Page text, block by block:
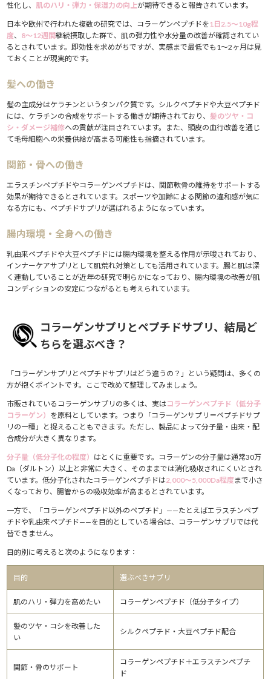
性化し、 肌のハリ・弾力・保湿力の向上が期待できると報告されています。
日本や欧州で行われた複数の研究では、コラーゲンペプチドを1日2.5〜10g程
度、 8〜12週間継続摂取した群で、肌の弾力性や水分量の改善が確認されてい
るとされています。即効性を求めがちですが、実感まで最低でも1〜2ヶ月は見
ておくことが現実的です。
髪への働き
髪の主成分はケラチンというタンパク質です。シルクペプチドや大豆ペプチド
には、ケラチンの合成をサポートする働きが期待されており、髪のツヤ・コ
シ・ダメージ補修への貢献が注目されています。また、頭皮の血行改善を通じ
て毛母細胞への栄養供給が高まる可能性も指摘されています。
関節・骨への働き
エラスチンペプチドやコラーゲンペプチドは、関節軟骨の維持をサポートする
効果が期待できるとされています。スポーツや加齢による関節の違和感が気に
なる方にも、ペプチドサプリが選ばれるようになっています。
腸内環境・全身への働き
乳由来ペプチドや大豆ペプチドには腸内環境を整える作用が示唆されており、
インナーケアサプリとして肌荒れ対策としても活用されています。腸と肌は深
く連動していることが近年の研究で明らかになっており、腸内環境の改善が肌
コンディションの安定につながるとも考えられています。
コラーゲンサプリとペプチドサプリ、結局ど
ちらを選ぶべき？
「コラーゲンサプリとペプチドサプリはどう違うの？」という疑問は、多くの
方が抱くポイントです。ここで改めて整理してみましょう。
市販されているコラーゲンサプリの多くは、実はコラーゲンペプチド（低分子
コラーゲン） を原料としています。つまり「コラーゲンサプリ＝ペプチドサプ
リの一種」と捉えることもできます。ただし、製品によって分子量・由来・配
合成分が大きく異なります。
分子量（低分子化の程度） はとくに重要です。コラーゲンの分子量は通常30万
Da（ダルトン）以上と非常に大きく、そのままでは消化吸収されにくいとされ
ています。低分子化されたコラーゲンペプチドは2,000〜5,000Da程度まで小さ
くなっており、腸管からの吸収効率が高まるとされています。
一方で、「コラーゲンペプチド以外のペプチド」——たとえばエラスチンペプ
チドや乳由来ペプチド——を目的としている場合は、コラーゲンサプリでは代
替できません。
目的別に考えると次のようになります：
目的 選ぶべきサプリ
肌のハリ・弾力を高めたい コラーゲンペプチド（低分子タイプ）
髪のツヤ・コシを改善した
い
シルクペプチド・大豆ペプチド配合
関節・骨のサポート
コラーゲンペプチド＋エラスチンペプチ
ド